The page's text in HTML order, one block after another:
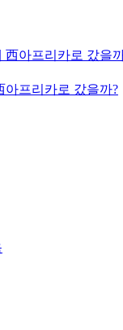
아프리카로 갔을까?